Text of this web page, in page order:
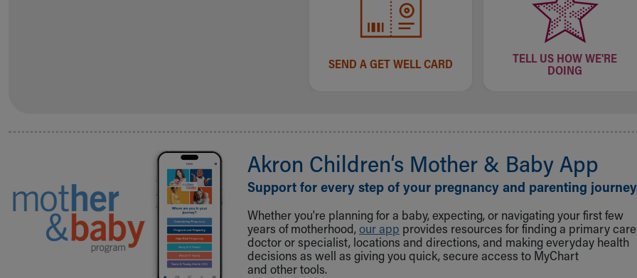
SEND A GET WELL CARD
TELL US HOW WE'RE
DOING
Akron Children‘s Mother & Baby App
Support for every step of your pregnancy and parenting
Whether you're planning for a baby, expecting, or navigating your first few
years of motherhood, our app provides resources for finding a primary care
doctor or specialist, locations and directions, and making everyday health
decisions as well as giving you quick, secure access to MyChart
and other tools.